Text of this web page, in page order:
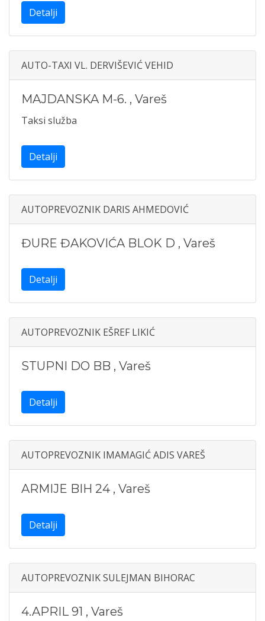
Detalji
AUTO-TAXI VL. DERVIŠEVIĆ VEHID
MAJDANSKA M-6. , Vareš
Taksi služba
Detalji
AUTOPREVOZNIK DARIS AHMEDOVIĆ
ĐURE ĐAKOVIĆA BLOK D , Vareš
Detalji
AUTOPREVOZNIK EŠREF LIKIĆ
STUPNI DO BB , Vareš
Detalji
AUTOPREVOZNIK IMAMAGIĆ ADIS VAREŠ
ARMIJE BIH 24 , Vareš
Detalji
AUTOPREVOZNIK SULEJMAN BIHORAC
4.APRIL 91 , Vareš